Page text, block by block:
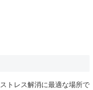
トレス解消に最適な場所で